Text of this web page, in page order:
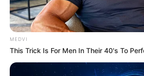
Tarantino’s Latest Effort Will
Date
MEDVI
This Trick Is For Men In Their 40's To